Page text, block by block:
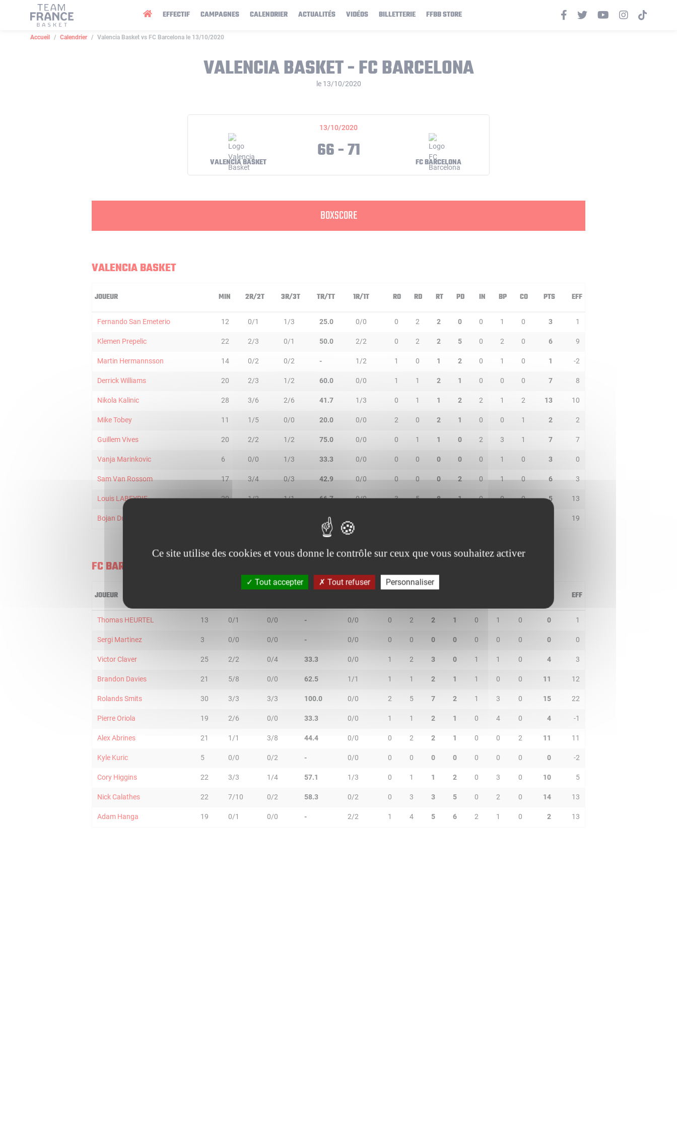
EFFECTIF CAMPAGNES CALENDRIER ACTUALITÉS VIDÉOS BILLETTERIE FFBB STORE
Accueil Calendrier Valencia Basket vs FC Barcelona le 13/10/2020
VALENCIA BASKET - FC BARCELONA
le 13/10/2020
13/10/2020
VALENCIA BASKET 66 - 71 FC BARCELONA
BOXSCORE
VALENCIA BASKET
JOUEUR MIN 2R/2T 3R/3T TR/TT 1R/1T RO RD RT PD IN BP CO PTS EFF
Fernando San Emeterio 12 0/1 1/3 25.0 0/0 0 2 2 0 0 1 0 3 1
Klemen Prepelic 22 2/3 0/1 50.0 2/2 0 2 2 5 0 2 0 6 9
Martin Hermannsson 14 0/2 0/2 - 1/2 1 0 1 2 0 1 0 1 -2
Derrick Williams 20 2/3 1/2 60.0 0/0 1 1 2 1 0 0 0 7 8
Nikola Kalinic 28 3/6 2/6 41.7 1/3 0 1 1 2 2 1 2 13 10
Mike Tobey 11 1/5 0/0 20.0 0/0 2 0 2 1 0 0 1 2 2
Guillem Vives 20 2/2 1/2 75.0 0/0 0 1 1 0 2 3 1 7 7
Vanja Marinkovic 6 0/0 1/3 33.3 0/0 0 0 0 0 0 1 0 3 0
Sam Van Rossom 17 3/4 0/3 42.9 0/0 0 0 0 2 0 1 0 6 3
Louis LABEYRIE 20 1/2 1/1 66.7 0/0 3 5 8 1 0 0 0 5 13
Bojan Dubljevic 55.6 19
FC BARCELONA
JOUEUR EFF
Thomas HEURTEL 13 0/1 0/0 - 0/0 0 2 2 1 0 1 0 0 1
Sergi Martinez 3 0/0 0/0 - 0/0 0 0 0 0 0 0 0 0 0
Victor Claver 25 2/2 0/4 33.3 0/0 1 2 3 0 1 1 0 4 3
Brandon Davies 21 5/8 0/0 62.5 1/1 1 1 2 1 1 0 0 11 12
Rolands Smits 30 3/3 3/3 100.0 0/0 2 5 7 2 1 3 0 15 22
Pierre Oriola 19 2/6 0/0 33.3 0/0 1 1 2 1 0 4 0 4 -1
Alex Abrines 21 1/1 3/8 44.4 0/0 0 2 2 1 0 0 2 11 11
Kyle Kuric 5 0/0 0/2 - 0/0 0 0 0 0 0 0 0 0 -2
Cory Higgins 22 3/3 1/4 57.1 1/3 0 1 1 2 0 3 0 10 5
Nick Calathes 22 7/10 0/2 58.3 0/2 0 3 3 5 0 2 0 14 13
Adam Hanga 19 0/1 0/0 - 2/2 1 4 5 6 2 1 0 2 13
Panneau de gestion des cookies
Ce site utilise des cookies et vous donne le contrôle sur ceux que vous souhaitez activer
Tout accepter Tout refuser Personnaliser